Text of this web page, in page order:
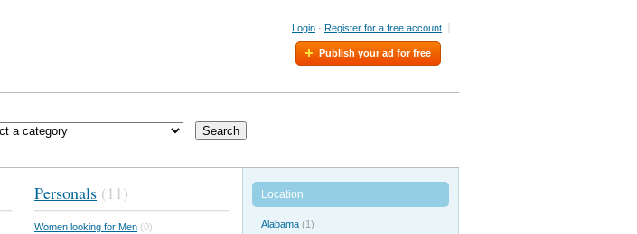
Login · Register for a free account
Publish your ad for free
Search
Personals (11)
Women looking for Men (0)
Location
Alabama (1)